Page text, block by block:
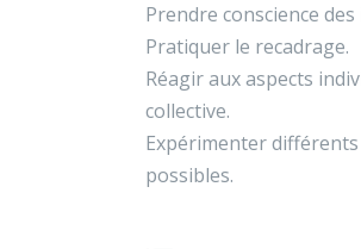
Prendre conscience
Pratiquer le recadrage.
Réagir aux aspects
collective.
Expérimenter différents
possibles.